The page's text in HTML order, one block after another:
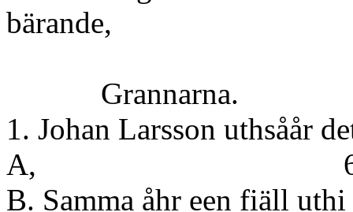
Grannarna.
1. Johan Larsson uthsåår
A, 6.
B. Samma åhr een fiäll uthi